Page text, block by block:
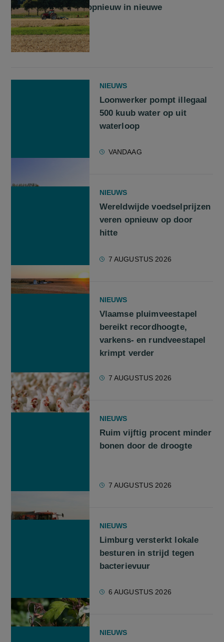
verdelen Frankrijk opnieuw in nieuwe
landbouwwet
VANDAAG
NIEUWS
Loonwerker pompt illegaal
500 kuub water op uit
waterloop
VANDAAG
NIEUWS
Wereldwijde voedselprijzen
veren opnieuw op door
hitte
7 AUGUSTUS 2026
NIEUWS
Vlaamse pluimveestapel
bereikt recordhoogte,
varkens- en rundveestapel
krimpt verder
7 AUGUSTUS 2026
NIEUWS
Ruim vijftig procent minder
bonen door de droogte
7 AUGUSTUS 2026
NIEUWS
Limburg versterkt lokale
besturen in strijd tegen
bacterievuur
6 AUGUSTUS 2026
NIEUWS